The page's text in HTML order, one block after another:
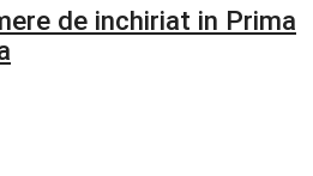
de inchiriat in Prima